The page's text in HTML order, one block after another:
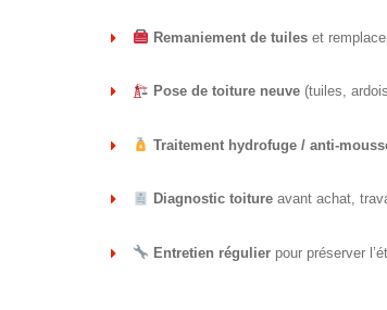
Remaniement de tuileset
Pose de toiture neuve(tuiles,
Traitement hydrofuge / anti-
Diagnostic toitureavant achat,
Entretien régulierpour préserver